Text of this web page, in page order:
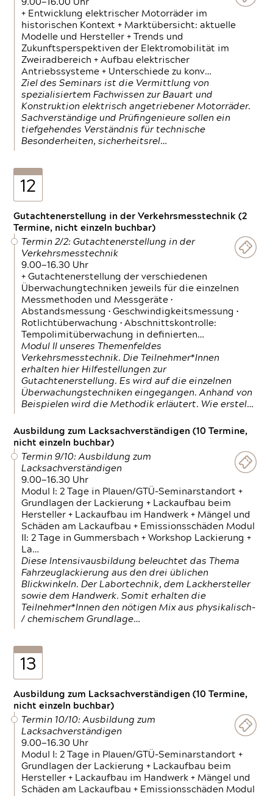
9.00—16.00 Uhr
+ Entwicklung elektrischer Motorräder im
historischen Kontext + Marktübersicht: aktuelle
Modelle und Hersteller + Trends und
Zukunftsperspektiven der Elektromobilität im
Zweiradbereich + Aufbau elektrischer
Antriebssysteme + Unterschiede zu konv…
Ziel des Seminars ist die Vermittlung von
spezialisiertem Fachwissen zur Bauart und
Konstruktion elektrisch angetriebener Motorräder.
Sachverständige und Prüfingenieure sollen ein
tiefgehendes Verständnis für technische
Besonderheiten, sicherheitsrel…
12
Gutachtenerstellung in der Verkehrsmesstechnik (2
Termine, nicht einzeln buchbar)
Termin 2/2: Gutachtenerstellung in der
Verkehrsmesstechnik
9.00—16.30 Uhr
+ Gutachtenerstellung der verschiedenen
Überwachungtechniken jeweils für die einzelnen
Messmethoden und Messgeräte •
Abstandsmessung • Geschwindigkeitsmessung •
Rotlichtüberwachung • Abschnittskontrolle:
Tempolimitüberwachung in definierten…
Modul II unseres Themenfeldes
Verkehrsmesstechnik. Die Teilnehmer*Innen
erhalten hier Hilfestellungen zur
Gutachtenerstellung. Es wird auf die einzelnen
Überwachungstechniken eingegangen. Anhand von
Beispielen wird die Methodik erläutert. Wie erstel…
Ausbildung zum Lacksachverständigen (10 Termine,
nicht einzeln buchbar)
Termin 9/10: Ausbildung zum
Lacksachverständigen
9.00—16.30 Uhr
Modul I: 2 Tage in Plauen/GTÜ-Seminarstandort +
Grundlagen der Lackierung + Lackaufbau beim
Hersteller + Lackaufbau im Handwerk + Mängel und
Schäden am Lackaufbau + Emissionsschäden Modul
II: 2 Tage in Gummersbach + Workshop Lackierung +
La…
Diese Intensivausbildung beleuchtet das Thema
Fahrzeuglackierung aus den drei üblichen
Blickwinkeln. Der Labortechnik, dem Lackhersteller
sowie dem Handwerk. Somit erhalten die
Teilnehmer*Innen den nötigen Mix aus physikalisch-
/ chemischem Grundlage…
13
Ausbildung zum Lacksachverständigen (10 Termine,
nicht einzeln buchbar)
Termin 10/10: Ausbildung zum
Lacksachverständigen
9.00—16.30 Uhr
Modul I: 2 Tage in Plauen/GTÜ-Seminarstandort +
Grundlagen der Lackierung + Lackaufbau beim
Hersteller + Lackaufbau im Handwerk + Mängel und
Schäden am Lackaufbau + Emissionsschäden Modul